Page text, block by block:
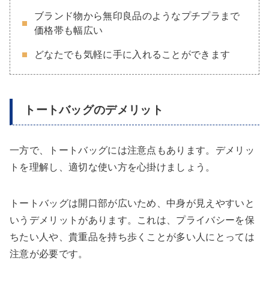
ブランド物から無印良品のようなプチプラまで
価格帯も幅広い
どなたでも気軽に手に入れることができます
トートバッグのデメリット
一方で、トートバッグには注意点もあります。デメリッ
トを理解し、適切な使い方を心掛けましょう。
トートバッグは開口部が広いため、中身が見えやすいと
いうデメリットがあります。これは、プライバシーを保
ちたい人や、貴重品を持ち歩くことが多い人にとっては
注意が必要です。